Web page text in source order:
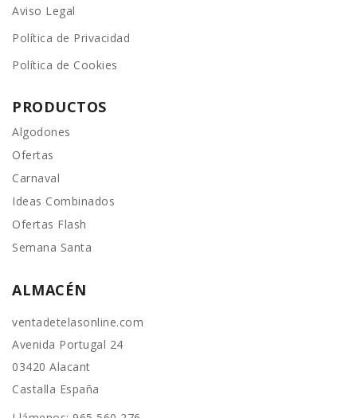
Aviso Legal
Política de Privacidad
Política de Cookies
PRODUCTOS
Algodones
Ofertas
Carnaval
Ideas Combinados
Ofertas Flash
Semana Santa
ALMACÉN
ventadetelasonline.com
Avenida Portugal 24
03420 Alacant
Castalla España